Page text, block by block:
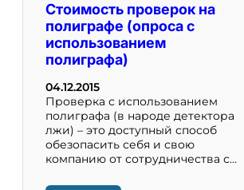
Стоимость проверок на
полиграфе (опроса с
использованием
полиграфа)
04.12.2015
Проверка с использованием
полиграфа (в народе детектора
лжи) – это доступный способ
обезопасить себя и свою
компанию от сотрудничества с…